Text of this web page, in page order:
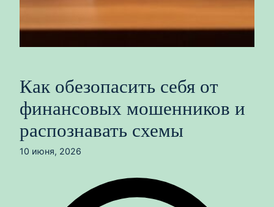
Как обезопасить себя от
финансовых мошенников и
распознавать схемы
10 июня, 2026